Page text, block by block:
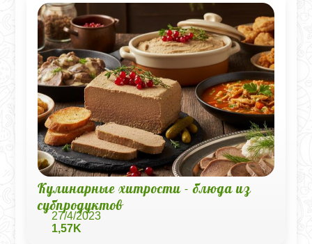
Кулинарные хитрости - блюда из
субпродуктов
27/4/2023
1,57K